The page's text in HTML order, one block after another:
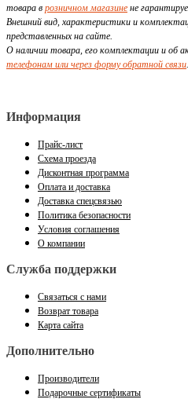
товара в розничном магазине не
Внешний вид, характеристики и
представленных на сайте.
О наличии товара, его комплектации и об
телефонам или через форму обратной связи.
Информация
Прайс-лист
Схема проезда
Дисконтная программа
Оплата и доставка
Доставка спецсвязью
Политика безопасности
Условия соглашения
О компании
Служба поддержки
Связаться с нами
Возврат товара
Карта сайта
Дополнительно
Производители
Подарочные сертификаты